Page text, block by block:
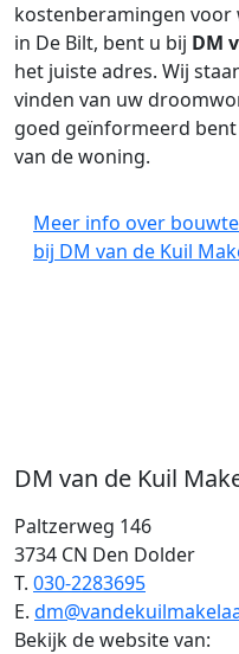
DM van de Kuil
Paltzerweg 146
3734 CN Den Dolder
T. 030-2283695
E.
Bekijk de website van:
kostenberamingen voor
in De Bilt, bent u bij DM
het juiste adres. Wij
vinden van uw
goed geïnformeerd
van de woning.
Meer info over
bij DM van de Kuil